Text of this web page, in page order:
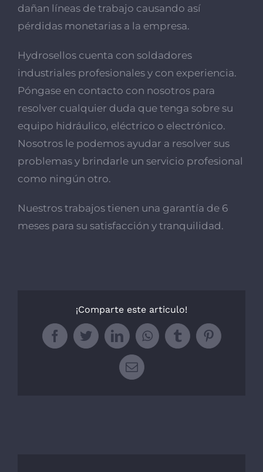
dañan líneas de trabajo causando así
pérdidas monetarias a la empresa.
Hydroselloscuenta con soldadores
industriales profesionales y con experiencia.
Póngase en contacto con nosotros para
resolver cualquier duda que tenga sobre su
equipo hidráulico, eléctrico o electrónico.
Nosotros le podemos ayudar a resolver sus
problemas y brindarle un servicio profesional
como ningún otro.
Nuestros trabajos tienen una garantía de 6
meses para su satisfacción y tranquilidad.
¡Comparte este articulo!
FacebookTwitterLinkedInWhatsApp
TumblrPinterest
Email